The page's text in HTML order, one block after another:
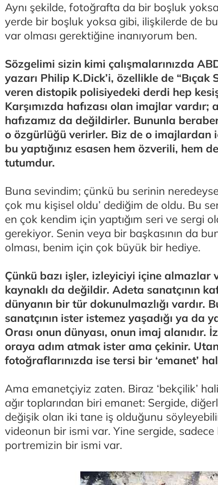
Aynı şekilde, fotoğrafta da bir boşluk yoksa
yerde bir boşluk yoksa gibi, ilişkilerde de
var olması gerektiğine inanıyorum ben.
Sözgelimi sizin kimi çalışmalarınızda
yazarı Philip K.Dick’i, özellikle de “Bıçak
veren distopik polisiyedeki derdi hep
Karşımızda hafızası olan imajlar
hafızamız da değildirler. Bununla
o özgürlüğü verirler. Biz de o imajlardan
bu yaptığınız esasen hem özverili, hem
tutumdur.
Buna sevindim; çünkü bu serinin
çok mu kişisel oldu’ dediğim de oldu. Bu
en çok kendim için yaptığım seri ve sergi
gerekiyor. Senin veya bir başkasının da
olması, benim için çok büyük bir hediye.
Çünkü bazı işler, izleyiciyi içine almazlar
kaynaklı da değildir. Adeta sanatçının
dünyanın bir tür dokunulmazlığı vardır.
sanatçının ister istemez yaşadığı ya da
Orası onun dünyası, onun imaj alanıdır.
oraya adım atmak ister ama çekinir.
fotoğraflarınızda ise tersi bir ‘emanet’
Ama emanetçiyiz zaten. Biraz ‘bekçilik’
ağır toplarından biri emanet: Sergide,
değişik olan iki tane iş olduğunu
videonun bir ismi var. Yine sergide,
portremizin bir ismi var.